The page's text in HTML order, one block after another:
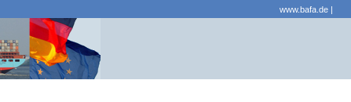
www.bafa.de |